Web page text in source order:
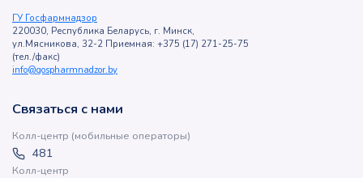
ГУ Госфармнадзор
220030, Республика Беларусь, г. Минск,
ул.Мясникова, 32-2 Приемная: +375 (17) 271-25-75
(тел./факс)
info@gospharmnadzor.by
Связаться с нами
Колл-центр (мобильные операторы)
481
Колл-центр